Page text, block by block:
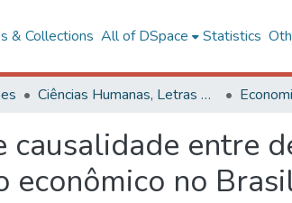
& Collections All of DSpace Statistics
Ciências Humanas, Letras e Artes
causalidade entre
econômico no